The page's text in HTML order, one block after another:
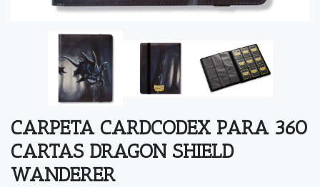
CARPETA CARDCODEX PARA 360
CARTAS DRAGON SHIELD
WANDERER